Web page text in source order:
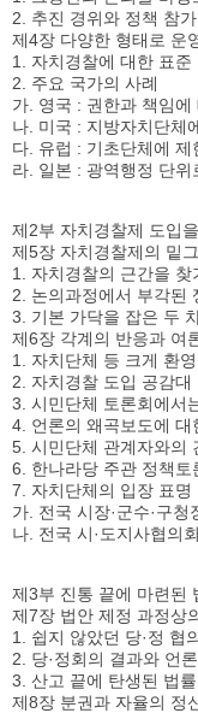
2. 추진 경위와 정책 참
제4장 다양한 형태로 운
1. 자치경찰에 대한 표준
2. 주요 국가의 사례
가. 영국 : 권한과 책임에
나. 미국 : 지방자치단체
다. 유럽 : 기초단체에
라. 일본 : 광역행정 단위
제2부 자치경찰제 도입
제5장 자치경찰제의 밑
1. 자치경찰의 근간을 찾
2. 논의과정에서 부각된
3. 기본 가닥을 잡은 두
제6장 각계의 반응과 여
1. 자치단체 등 크게 환
2. 자치경찰 도입 공감대
3. 시민단체 토론회에서
4. 언론의 왜곡보도에 대
5. 시민단체 관계자와의
6. 한나라당 주관 정책토
7. 자치단체의 입장 표명
가. 전국 시장·군수·구청
나. 전국 시·도지사협의회
제3부 진통 끝에 마련된
제7장 법안 제정 과정상
1. 쉽지 않았던 당·정 협
2. 당·정회의 결과와 언
3. 산고 끝에 탄생된 법
제8장 분권과 자율의 정